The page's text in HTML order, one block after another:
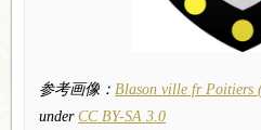
参考画像： Blason ville fr Poitiers
underCC BY-SA 3.0